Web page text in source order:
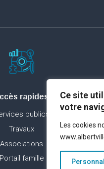
Ce site
votre
Les cookies
rapides
publics
Travaux
Associations
Portail famille